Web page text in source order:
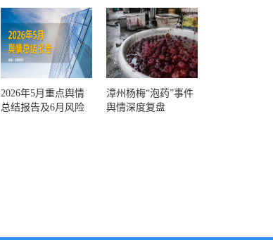
一环？
2026年5月重点舆情
总结报告及6月风险
漳州杨梅“泡药”事件
舆情深度复盘